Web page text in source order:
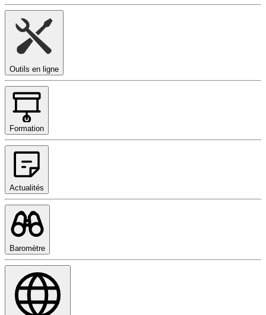
Outils en ligne
Formation
Actualités
Baromètre